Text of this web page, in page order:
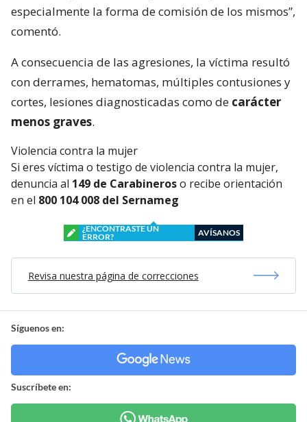
especialmente la forma de comisión de los mismos”,
comentó.
A consecuencia de las agresiones, la víctima resultó
con derrames, hematomas, múltiples contusiones y
cortes, lesiones diagnosticadas como de carácter
menos graves.
Violencia contra la mujer
Si eres víctima o testigo de violencia contra la mujer,
denuncia al 149 de Carabineroso recibe orientación
en el 800 104 008 del Sernameg
¿ENCONTRASTE UN
ERROR?
AVÍSANOS
Revisa nuestra página de correcciones
Síguenos en:
Suscríbete en: